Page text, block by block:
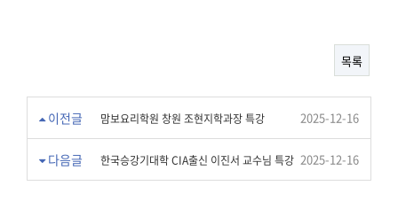
목록
이전글 맘보요리학원 창원 조현지학과장 특강 2025-12-16
다음글 한국승강기대학 CIA출신 이진서 교수님 특강 2025-12-16